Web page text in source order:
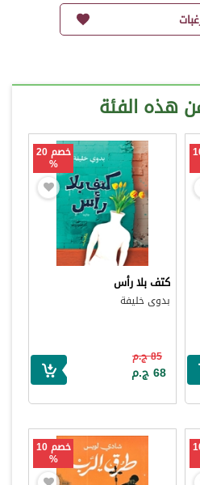
هذه الفئة
10 خصم 20
%
كتف بلا رأس
بدوى خليفة
85 ج.م
68 ج.م
10 خصم 10
%